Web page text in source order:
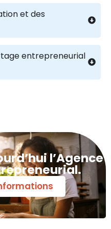
et des
entrepreneurial
l’Agence